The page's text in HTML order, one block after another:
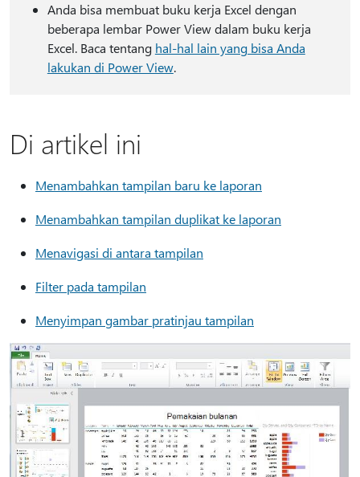
Anda bisa membuat buku kerja Excel dengan
beberapa lembar Power View dalam buku kerja
Excel. Baca tentang hal-hal lain yang bisa Anda
lakukan di Power View.
Di artikel ini
Menambahkan tampilan baru ke laporan
Menambahkan tampilan duplikat ke laporan
Menavigasi di antara tampilan
Filter pada tampilan
Menyimpan gambar pratinjau tampilan